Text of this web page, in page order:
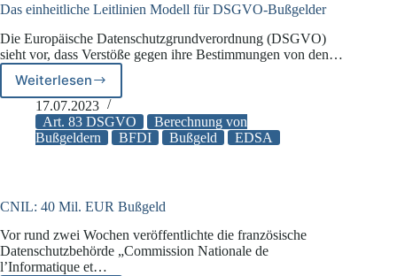
Das einheitliche Leitlinien Modell für DSGVO-Bußgelder
Die Europäische Datenschutzgrundverordnung (DSGVO)
sieht vor, dass Verstöße gegen ihre Bestimmungen von den…
Weiterlesen
Das
einheitliche
Leitlinien
Modell
17.07.2023
Art. 83 DSGVO
Berechnung von
Bußgeldern
BFDI Bußgeld EDSA
CNIL: 40 Mil. EUR Bußgeld
Vor rund zwei Wochen veröffentlichte die französische
Datenschutzbehörde „Commission Nationale de
l’Informatique et…